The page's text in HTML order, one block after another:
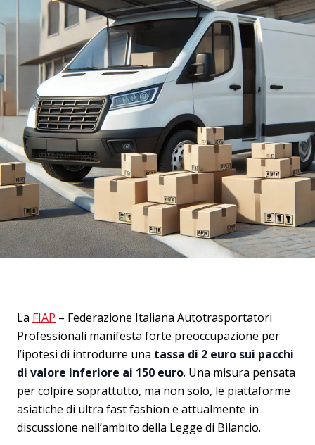
La FIAP – Federazione Italiana Autotrasportatori
Professionali manifesta forte preoccupazione per
l’ipotesi di introdurre una tassa di 2 euro sui pacchi
di valore inferiore ai 150 euro. Una misura pensata
per colpire soprattutto, ma non solo, le piattaforme
asiatiche di ultra fast fashion e attualmente in
discussione nell’ambito della Legge di Bilancio.